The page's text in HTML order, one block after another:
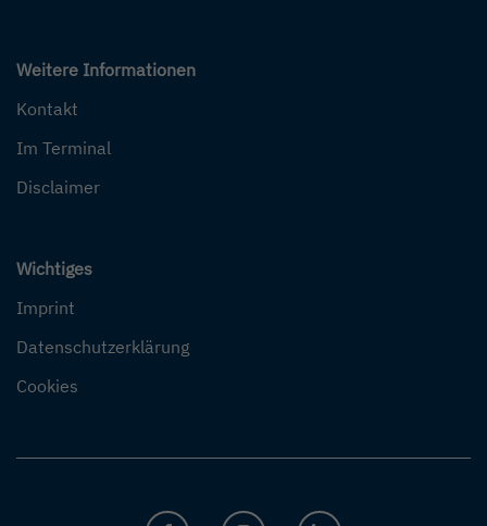
Weitere Informationen
Kontakt
Im Terminal
Disclaimer
Wichtiges
Imprint
Datenschutzerklärung
Cookies